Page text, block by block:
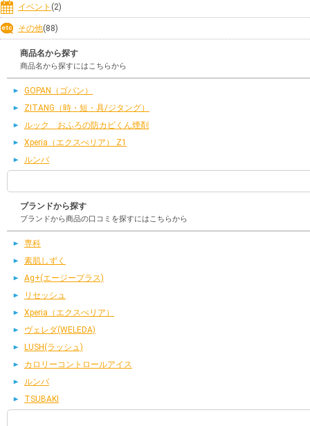
イベント (2)
その他(88)
商品名から探す
商品名から探すにはこちらから
GOPAN（ゴパン）
ZITANG（時・短・具/ジタング）
ルック おふろの防カビくん煙剤
Xperia（エクスぺリア） Z1
ルンバ
ブランドから探す
ブランドから商品の口コミを探すにはこちらから
専科
素肌しずく
Ag+(エージープラス)
リセッシュ
Xperia（エクスぺリア）
ヴェレダ(WELEDA)
LUSH(ラッシュ)
カロリーコントロールアイス
ルンバ
TSUBAKI